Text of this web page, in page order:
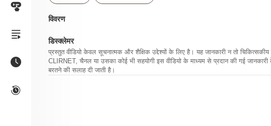
विवरण
डिस्क्लेमर
प्रस्तुत वीडियो केवल सूचनात्मक और शैक्षिक उद्देश्यों के लिए है। यह जानकारी न तो
CLIRNET, चैनल या उसका कोई भी सहयोगी इस वीडियो के माध्यम से प्रदान की गई जानकारी के
बरतने की सलाह दी जाती है।